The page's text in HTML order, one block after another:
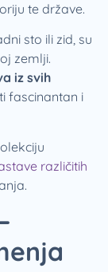
te države.
sto ili zid, su
zemlji.
iz svih
fascinantan i
različitih